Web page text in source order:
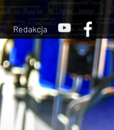
Redakcja